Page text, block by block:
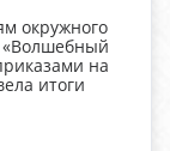
окружного
«Волшебный
на
итоги